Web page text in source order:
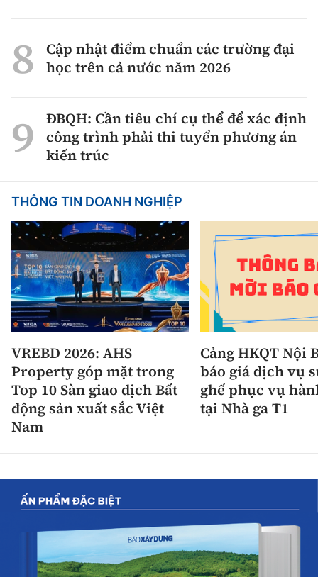
Cập nhật điểm chuẩn các trường đại
học trên cả nước năm 2026
ĐBQH: Cần tiêu chí cụ thể để xác định
công trình phải thi tuyển phương án
kiến trúc
THÔNG TIN DOANH NGHIỆP
VREBD 2026: AHS
Property góp mặt trong
Top 10 Sàn giao dịch Bất
động sản xuất sắc Việt
Nam
Cảng HKQT Nội
báo giá dịch vụ
ghế phục vụ
tại Nhà ga T1